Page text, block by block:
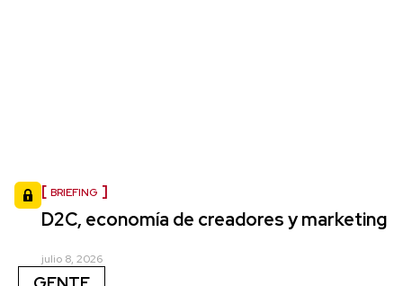
BRIEFING
D2C, economía de creadores y marketing
julio 8, 2026